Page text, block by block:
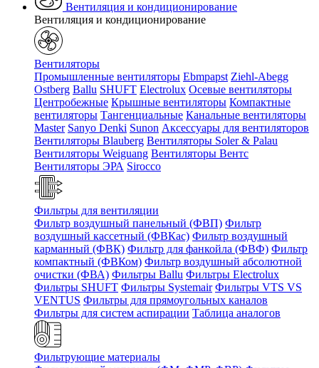
Вентиляция и кондиционирование
Вентиляция и кондиционирование
Вентиляторы
Промышленные вентиляторы Ebmpapst Ziehl-Abegg
Ostberg Ballu SHUFT Electrolux Осевые вентиляторы
Центробежные Крышные вентиляторы Компактные
вентиляторы Тангенциальные Канальные вентиляторы
Master Sanyo Denki Sunon Аксессуары для вентиляторов
Вентиляторы Blauberg Вентиляторы Soler & Palau
Вентиляторы Weiguang Вентиляторы Вентс
Вентиляторы ЭРА Sirocco
Фильтры для вентиляции
Фильтр воздушный панельный (ФВП) Фильтр
воздушный кассетный (ФВКас) Фильтр воздушный
карманный (ФВК) Фильтр для фанкойла (ФВФ) Фильтр
компактный (ФВКом) Фильтр воздушный абсолютной
очистки (ФВА) Фильтры Ballu Фильтры Electrolux
Фильтры SHUFT Фильтры Systemair Фильтры VTS VS
VENTUS Фильтры для прямоугольных каналов
Фильтры для систем аспирации Таблица аналогов
Фильтрующие материалы